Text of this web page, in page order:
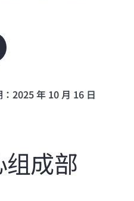
2025 年 10 月 16 日
成部